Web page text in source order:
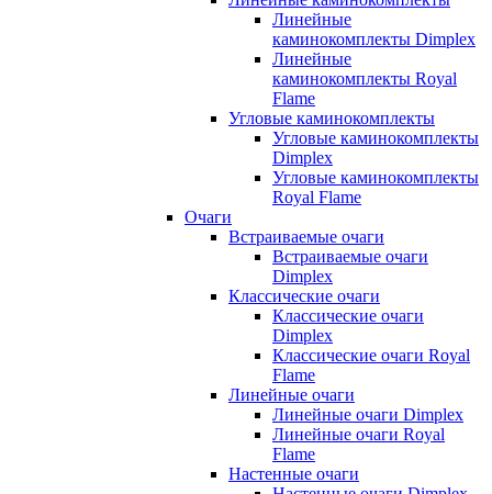
Линейные
каминокомплекты Dimplex
Линейные
каминокомплекты Royal
Flame
Угловые каминокомплекты
Угловые каминокомплекты
Dimplex
Угловые каминокомплекты
Royal Flame
Очаги
Встраиваемые очаги
Встраиваемые очаги
Dimplex
Классические очаги
Классические очаги
Dimplex
Классические очаги Royal
Flame
Линейные очаги
Линейные очаги Dimplex
Линейные очаги Royal
Flame
Настенные очаги